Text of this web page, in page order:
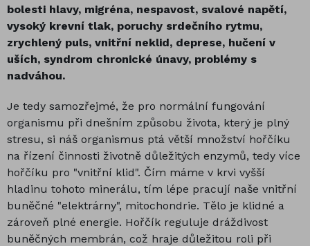
bolesti hlavy, migréna, nespavost, svalové napětí,
vysoký krevní tlak, poruchy srdečního rytmu,
zrychlený puls, vnitřní neklid, deprese, hučení v
uších, syndrom chronické únavy, problémy s
nadváhou.
Je tedy samozřejmé, že pro normální fungování
organismu při dnešním způsobu života, který je plný
stresu, si náš organismus ptá větší množství hořčíku
na řízení činnosti životně důležitých enzymů, tedy více
hořčíku pro "vnitřní klid". Čím máme v krvi vyšší
hladinu tohoto minerálu, tím lépe pracují naše vnitřní
buněčné "elektrárny", mitochondrie. Tělo je klidné a
zároveň plné energie. Hořčík reguluje dráždivost
buněčných membrán, což hraje důležitou roli při